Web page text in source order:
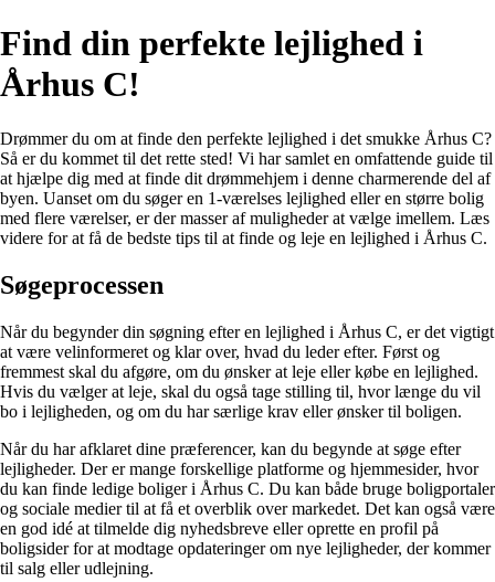
Find din perfekte lejlighed i
Århus C!
Drømmer du om at finde den perfekte lejlighed i det smukke Århus C?
Så er du kommet til det rette sted! Vi har samlet en omfattende guide til
at hjælpe dig med at finde dit drømmehjem i denne charmerende del af
byen. Uanset om du søger en 1-værelses lejlighed eller en større bolig
med flere værelser, er der masser af muligheder at vælge imellem. Læs
videre for at få de bedste tips til at finde og leje en lejlighed i Århus C.
Søgeprocessen
Når du begynder din søgning efter en lejlighed i Århus C, er det vigtigt
at være velinformeret og klar over, hvad du leder efter. Først og
fremmest skal du afgøre, om du ønsker at leje eller købe en lejlighed.
Hvis du vælger at leje, skal du også tage stilling til, hvor længe du vil
bo i lejligheden, og om du har særlige krav eller ønsker til boligen.
Når du har afklaret dine præferencer, kan du begynde at søge efter
lejligheder. Der er mange forskellige platforme og hjemmesider, hvor
du kan finde ledige boliger i Århus C. Du kan både bruge boligportaler
og sociale medier til at få et overblik over markedet. Det kan også være
en god idé at tilmelde dig nyhedsbreve eller oprette en profil på
boligsider for at modtage opdateringer om nye lejligheder, der kommer
til salg eller udlejning.